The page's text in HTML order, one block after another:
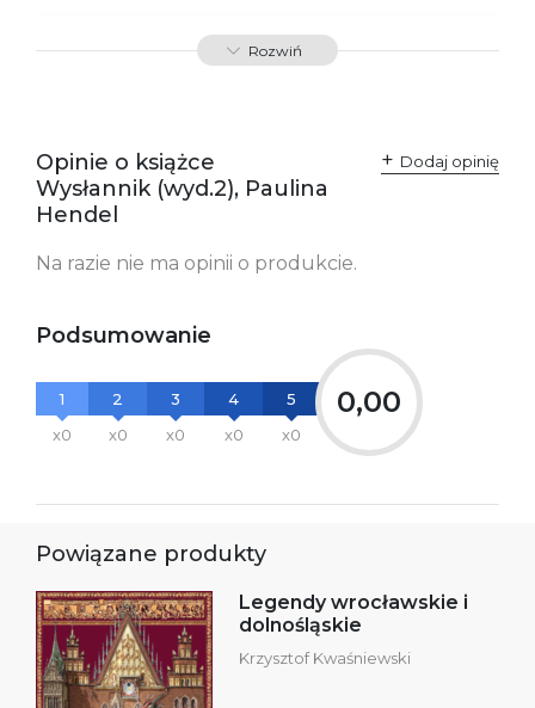
SKU: K800688
kontakt@wydajenamsie.pl
+48 61 623 38 38
informacje dotyczące
Rozwiń
Opinie o książce
Wysłannik (wyd.2), Paulina
Hendel
Dodaj opinię
Na razie nie ma opinii o produkcie.
Podsumowanie
1
x0
2
x0
3
x0
4
x0
5
x0
0,00
Powiązane produkty
Legendy wrocławskie i
dolnośląskie
Krzysztof Kwaśniewski